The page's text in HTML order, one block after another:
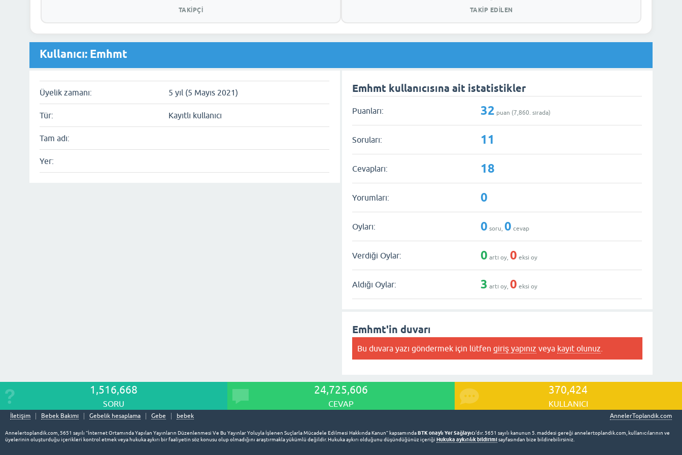
TAKIPÇI TAKIP EDILEN
Kullanıcı: Emhmt
Üyelik zamanı: 5 yıl (5 Mayıs 2021)
Tür: Kayıtlı kullanıcı
Tam adı:
Yer:
Emhmt kullanıcısına ait istatistikler
Puanları: 32 puan (7,860. sırada)
Soruları: 11
Cevapları: 18
Yorumları: 0
Oyları: 0 soru,0 cevap
Verdiği Oylar: 0 artı oy,0 eksi oy
Aldığı Oylar: 3 artı oy,0 eksi oy
Emhmt'in duvarı
Bu duvara yazı göndermek için lütfengiriş yapınız veya kayıt olunuz
1,516,668
SORU
24,725,606
CEVAP
370,424
KULLANICI
İletişim Bebek Bakımı Gebelik hesaplama Gebe bebek AnnelerToplandik.com
Annelertoplandik.com, 5651 sayılı “İnternet Ortamında Yapılan Yayınların Düzenlenmesi Ve Bu Yayınlar Yoluyla İşlenen Suçlarla Mücadele Edilmesi Hakkında Kanun” kapsamındaBTK onaylı Yer Sağlayıcı'dır. 5651 sayılı kanunun 5. maddesi gereği annelertoplandik.com, kullanıcılarının ve
üyelerinin oluşturduğu içerikleri kontrol etmek veya hukuka aykırı bir faaliyetin söz konusu olup olmadığını araştırmakla yükümlü değildir. Hukuka aykırı olduğunu düşündüğünüz içeriği Hukuka aykırılık bildirimisayfasından bize bildirebilirsiniz.